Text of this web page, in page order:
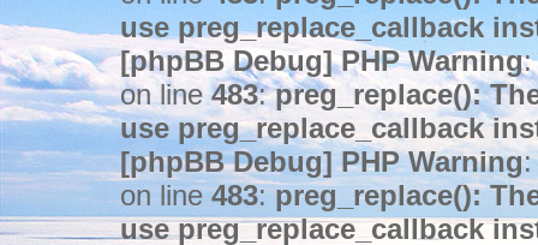
use preg_replace_callback
[phpBB Debug] PHP Warning:
on line483:preg_replace():
use preg_replace_callback
[phpBB Debug] PHP Warning:
on line 483:preg_replace():
use preg_replace_callback